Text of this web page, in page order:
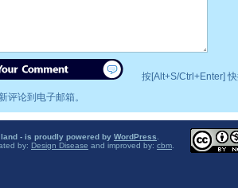
按[Alt+S/Ctrl+Enter]
评论到电子邮箱。
- is proudly powered by WordPress
by: Design Disease and improved by: cbm